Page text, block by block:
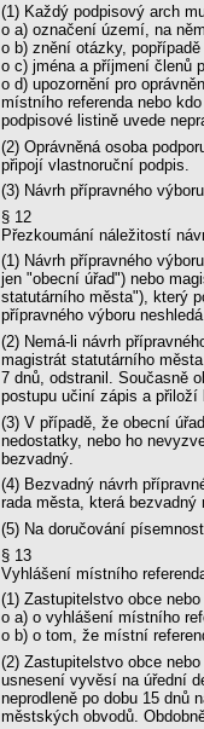
(1) Každý podpisový arch
o a) označení území, na
o b) znění otázky,
o c) jména a příjmení členů
o d) upozornění pro
místního referenda nebo
podpisové listině uvede
(2) Oprávněná osoba
připojí vlastnoruční podpis.
(3) Návrh přípravného
§ 12
Přezkoumání náležitostí
(1) Návrh přípravného
jen "obecní úřad") nebo
statutárního města"), který
přípravného výboru
(2) Nemá-li návrh
magistrát statutárního
7 dnů, odstranil. Současně
postupu učiní zápis a přiloží
(3) V případě, že obecní
nedostatky, nebo ho
bezvadný.
(4) Bezvadný návrh
rada města, která
(5) Na doručování
§ 13
Vyhlášení místního
(1) Zastupitelstvo obce
o a) o vyhlášení místního
o b) o tom, že místní
(2) Zastupitelstvo obce
usnesení vyvěsí na úřední
neprodleně po dobu 15 dnů
městských obvodů.